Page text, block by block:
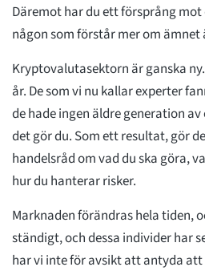
Däremot har du ett försprång
någon som förstår mer om ämnet
Kryptovalutasektorn är ganska
år. De som vi nu kallar experter
de hade ingen äldre generation
det gör du. Som ett resultat, gör
handelsråd om vad du ska göra,
hur du hanterar risker.
Marknaden förändras hela tiden,
ständigt, och dessa individer har
har vi inte för avsikt att antyda